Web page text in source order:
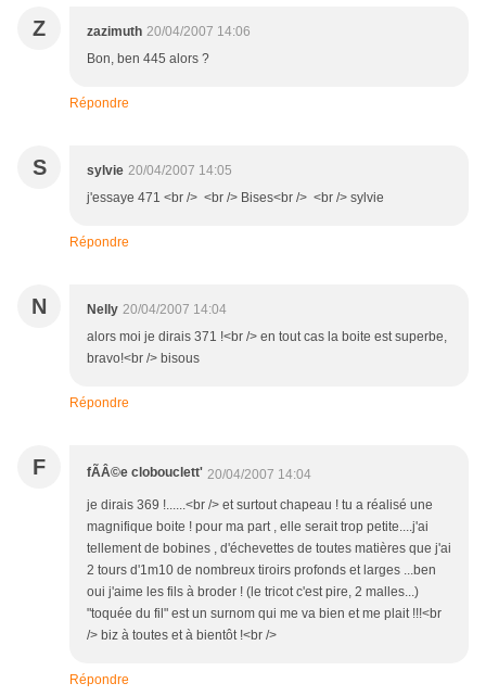
Z zazimuth 20/04/2007 14:06
Bon, ben 445 alors ?
Répondre
S sylvie 20/04/2007 14:05
j'essaye 471 <br /> <br /> Bises<br /> <br /> sylvie
Répondre
N Nelly 20/04/2007 14:04
alors moi je dirais 371 !<br /> en tout cas la boite est superbe,
bravo!<br /> bisous
Répondre
F fÃÂ©e clobouclett' 20/04/2007 14:04
je dirais 369 !......<br /> et surtout chapeau ! tu a réalisé une
magnifique boite ! pour ma part , elle serait trop petite....j'ai
tellement de bobines , d'échevettes de toutes matières que j'ai
2 tours d'1m10 de nombreux tiroirs profonds et larges ...ben
oui j'aime les fils à broder ! (le tricot c'est pire, 2 malles...)
"toquée du fil" est un surnom qui me va bien et me plait !!!<br
/> biz à toutes et à bientôt !<br />
Répondre